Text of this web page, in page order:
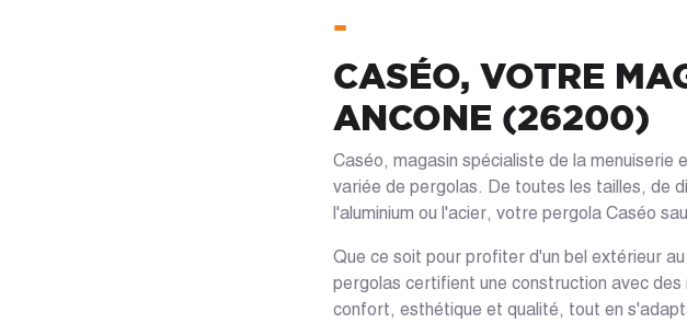
-
CASÉO, VOTRE
ANCONE (26200)
Caséo, magasin spécialiste de la
variée de pergolas. De toutes les tailles, de
l'aluminium ou l'acier, votre pergola Caséo
Que ce soit pour profiter d'un bel extérieur
pergolas certifient une construction avec
confort, esthétique et qualité, tout en